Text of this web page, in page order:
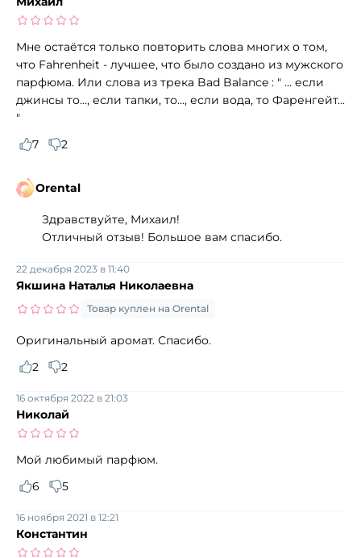
Мне остаётся только повторить слова многих о том,
что Fahrenheit - лучшее, что было создано из мужского
парфюма. Или слова из трека Bad Balance : " ... если
джинсы то..., если тапки, то..., если вода, то Фаренгейт...
"
7
2
Orental
Здравствуйте, Михаил!
Отличный отзыв! Большое вам спасибо.
Якшина Наталья Николаевна
22 декабря 2023 в 11:40
Товар куплен на Orental
Оригинальный аромат. Спасибо.
2
2
Николай
16 октября 2022 в 21:03
Мой любимый парфюм.
6
5
Константин
16 ноября 2021 в 12:21